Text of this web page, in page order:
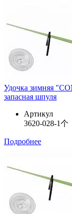
Удочка зимняя
запасная шпуля
Артикул
3620-028-1个
Подробнее